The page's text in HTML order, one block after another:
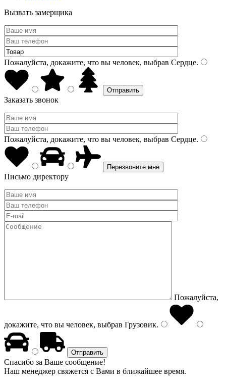
Вызвать замерщика
Пожалуйста, докажите, что вы человек, выбрав Сердце.
Заказать звонок
Пожалуйста, докажите, что вы человек, выбрав Сердце.
Письмо директору
Пожалуйста,
докажите, что вы человек, выбрав Грузовик.
Спасибо за Ваше сообщение!
Наш менеджер свяжется с Вами в ближайшее время.